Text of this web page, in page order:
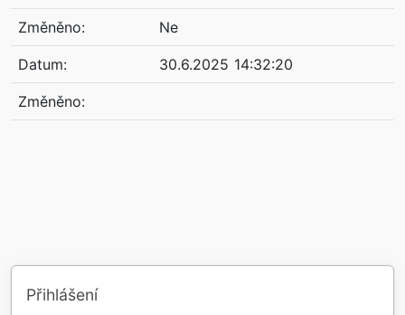
Změněno: Ne
Datum: 30.6.2025 14:32:20
Změněno:
Přihlášení